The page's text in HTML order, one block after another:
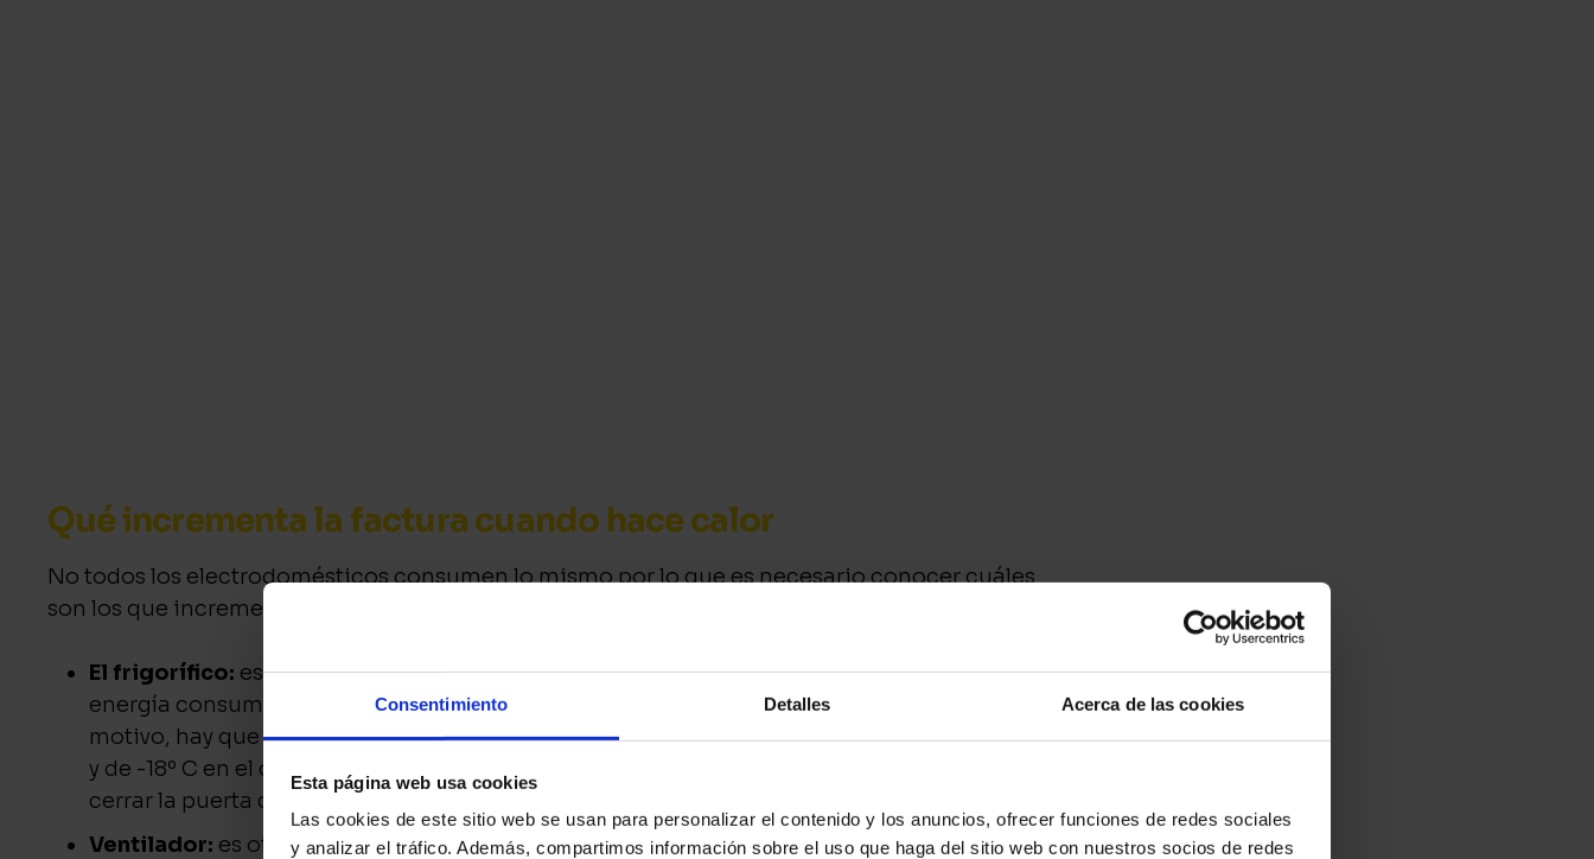
Consentimiento Detalles Acerca de las cookies
Esta página web usa cookies
Las cookies de este sitio web se usan para personalizar el contenido y los anuncios, ofrecer funciones de redes sociales
y analizar el tráfico. Además, compartimos información sobre el uso que haga del sitio web con nuestros socios de redes
Qué incrementa la factura cuando hace calor
No todos los electrodomésticos consumen lo mismo por lo que es necesario conocer cuáles
son los que incrementan la factura cuando hace calor para poder tomar medidas.
El frigorífico: es uno delos electrodomésticos que más gastanhasta un 31% de la
energía consumida en tu hogar y que se usa más en verano para enfriar bebidas. Por ese
motivo, hay que revisar que la temperatura no sea demasiado baja (5º C en el frigorífico,
y de -18º C en el congelador). Además, es importante no llenarlo demasiado ni abrir y
cerrar la puerta constantemente.
Ventilador: es otro de los electrodomésticos más usados cuando las temperaturas son